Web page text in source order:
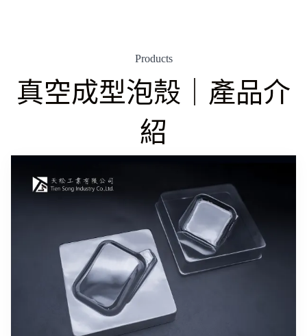
Products
真空成型泡殼｜產品介
紹